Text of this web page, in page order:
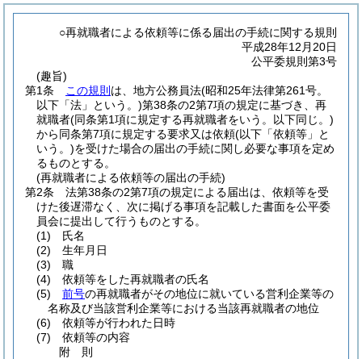
○再就職者による依頼等に係る届出の手続に関する規則
平成28年12月20日
公平委規則第3号
(趣旨)
第1条
この規則 は、地方公務員法(昭和25年法律第261号。
以下「法」という。)第38条の2第7項の規定に基づき、再
就職者(同条第1項に規定する再就職者をいう。以下同じ。)
から同条第7項に規定する要求又は依頼(以下「依頼等」と
いう。)を受けた場合の届出の手続に関し必要な事項を定め
るものとする。
(再就職者による依頼等の届出の手続)
第2条
法第38条の2第7項の規定による届出は、依頼等を受
けた後遅滞なく、次に掲げる事項を記載した書面を公平委
員会に提出して行うものとする。
(1)
氏名
(2)
生年月日
(3)
職
(4)
依頼等をした再就職者の氏名
(5)
前号の再就職者がその地位に就いている営利企業等の
名称及び当該営利企業等における当該再就職者の地位
(6)
依頼等が行われた日時
(7)
依頼等の内容
附 則